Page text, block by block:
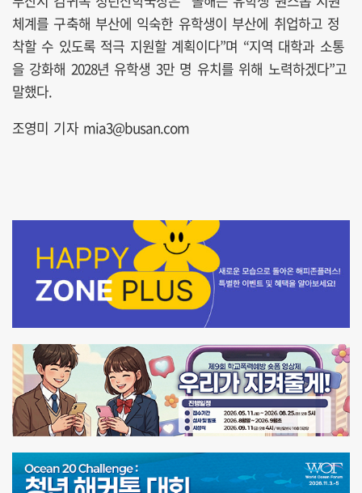
체계를 구축해 부산에 익숙한 유학생이 부산에 취업하고 정
착할 수 있도록 적극 지원할 계획이다”며 “지역 대학과 소통
을 강화해 2028년 유학생 3만 명 유치를 위해 노력하겠다”고
말했다.
조영미 기자 mia3@busan.com